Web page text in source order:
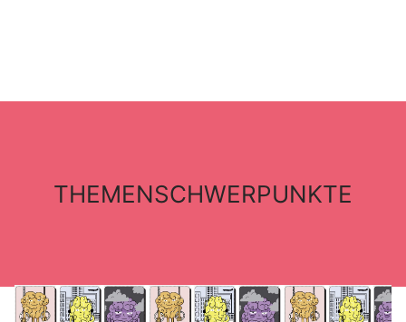
THEMENSCHWERPUNKTE